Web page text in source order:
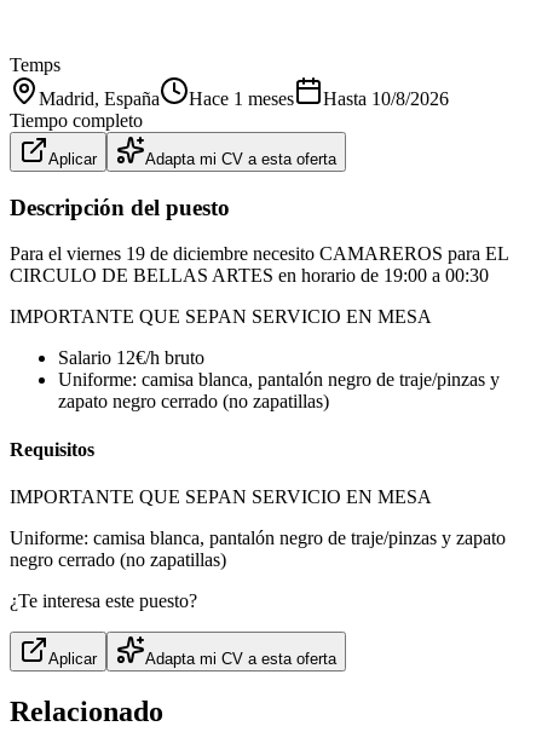
Temps
Madrid, España Hace 1 meses Hasta 10/8/2026
Tiempo completo
Aplicar Adapta mi CV a esta oferta
Descripción del puesto
Para el viernes 19 de diciembre necesito CAMAREROS para EL
CIRCULO DE BELLAS ARTES en horario de 19:00 a 00:30
IMPORTANTE QUE SEPAN SERVICIO EN MESA
Salario 12€/h bruto
⁠Uniforme: camisa blanca, pantalón negro de traje/pinzas y
zapato negro cerrado (no zapatillas)
Requisitos
IMPORTANTE QUE SEPAN SERVICIO EN MESA
Uniforme: camisa blanca, pantalón negro de traje/pinzas y zapato
negro cerrado (no zapatillas)
¿Te interesa este puesto?
Aplicar Adapta mi CV a esta oferta
Relacionado